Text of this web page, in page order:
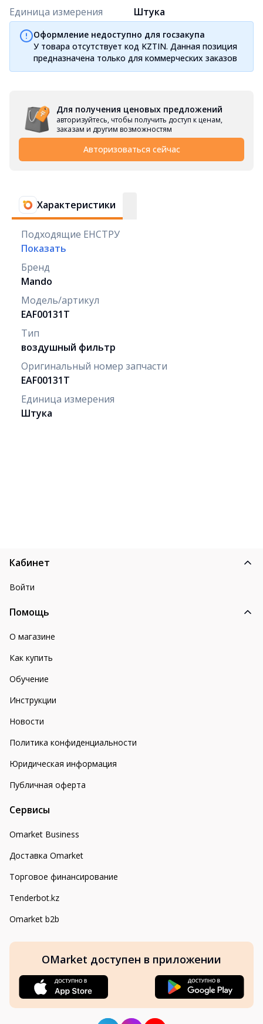
Единица измерения Штука
Оформление недоступно для госзакупа
У товара отсутствует код KZTIN. Данная позиция
предназначена только для коммерческих заказов
Для получения ценовых предложений
авторизуйтесь, чтобы получить доступ к ценам,
заказам и другим возможностям
Авторизоваться сейчас
Характеристики
Подходящие ЕНСТРУ
Показать
Бренд
Mando
Модель/артикул
EAF00131T
Тип
воздушный фильтр
Оригинальный номер запчасти
EAF00131T
Единица измерения
Штука
Кабинет
Войти
Помощь
О магазине
Как купить
Обучение
Инструкции
Новости
Политика конфиденциальности
Юридическая информация
Публичная оферта
Сервисы
Omarket Business
Доставка Omarket
Торговое финансирование
Tenderbot.kz
Omarket b2b
OMarket доступен в приложении